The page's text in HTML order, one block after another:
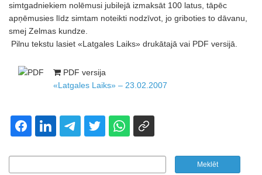
simtgadniekiem nolēmusi jubilejā izmaksāt 100 latus, tāpēc
apņēmusies līdz simtam noteikti nodzīvot, jo griboties to dāvanu,
smej Zelmas kundze.
Pilnu tekstu lasiet «Latgales Laiks» drukātajā vai PDF versijā.
PDF versija
«Latgales Laiks» – 23.02.2007